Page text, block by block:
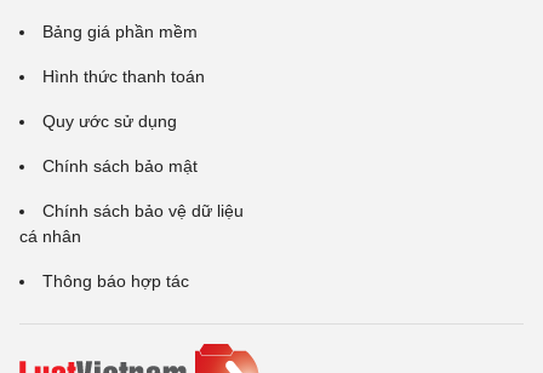
Bảng giá phần mềm
Hình thức thanh toán
Quy ước sử dụng
Chính sách bảo mật
Chính sách bảo vệ dữ liệu
cá nhân
Thông báo hợp tác